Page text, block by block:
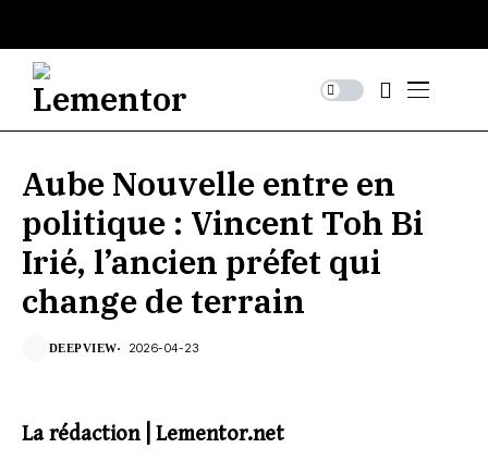
Aube Nouvelle entre en
politique : Vincent Toh Bi
Irié, l’ancien préfet qui
change de terrain
DEEPVIEW 2026-04-23
La rédaction | Lementor.net